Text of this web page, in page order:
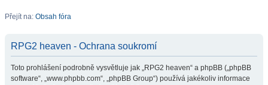
Přejít na: Obsah fóra
RPG2 heaven - Ochrana soukromí
Toto prohlášení podrobně vysvětluje jak „RPG2 heaven“ a phpBB („phpBB
software“, „www.phpbb.com“, „phpBB Group“) používá jakékoliv informace